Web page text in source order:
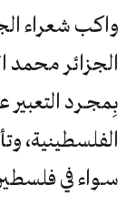
واكب شعراء
الجزائر محمد
بِمجـرد
الفلسطينية،
سـواء في